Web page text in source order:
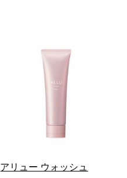
アリュー ウォッシュ